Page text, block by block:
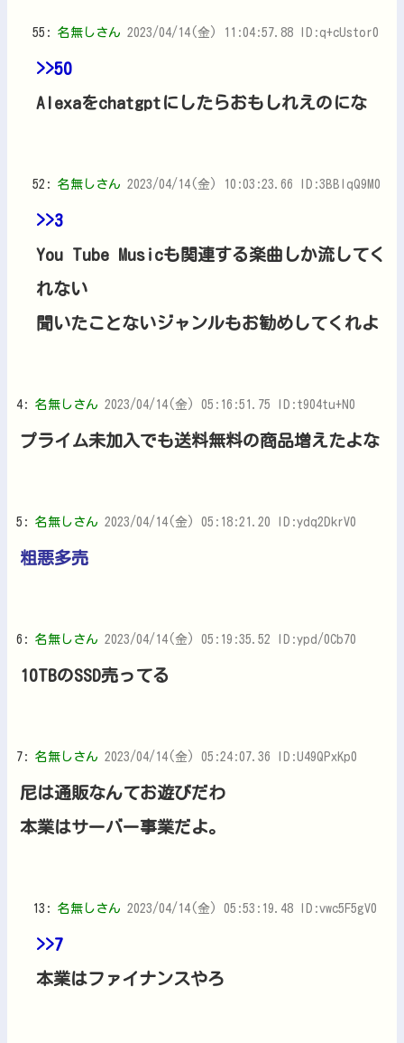
55: 名無しさん 2023/04/14(金) 11:04:57.88 ID:q+cUstor0
>>50
Alexaをchatgptにしたらおもしれえのにな
52: 名無しさん 2023/04/14(金) 10:03:23.66 ID:3BBIqQ9M0
>>3
You Tube Musicも関連する楽曲しか流してく
れない
聞いたことないジャンルもお勧めしてくれよ
4: 名無しさん 2023/04/14(金) 05:16:51.75 ID:t904tu+N0
プライム未加入でも送料無料の商品増えたよな
5: 名無しさん 2023/04/14(金) 05:18:21.20 ID:ydq2DkrV0
粗悪多売
6: 名無しさん 2023/04/14(金) 05:19:35.52 ID:ypd/0Cb70
10TBのSSD売ってる
7: 名無しさん 2023/04/14(金) 05:24:07.36 ID:U49QPxKp0
尼は通販なんてお遊びだわ
本業はサーバー事業だよ。
13: 名無しさん 2023/04/14(金) 05:53:19.48 ID:vwc5F5gV0
>>7
本業はファイナンスやろ